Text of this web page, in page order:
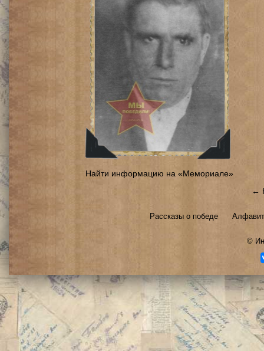
Найти информацию на «Мемориале»
←
Рассказы о победе
©